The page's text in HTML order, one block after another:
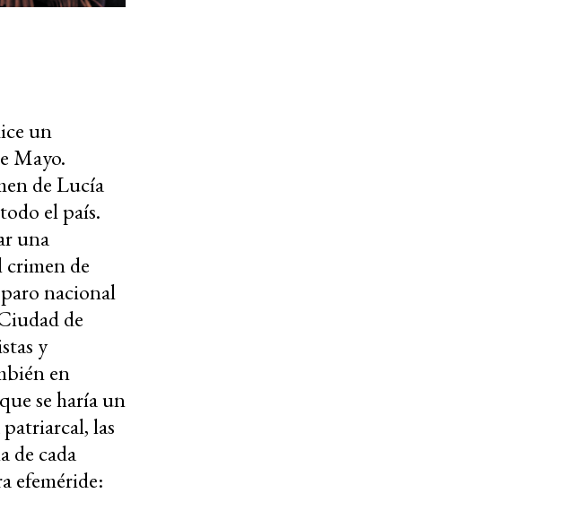
un
Mayo.
de Lucía
el país.
una
crimen de
nacional
de
y
en
se haría un
las
de cada
efeméride: